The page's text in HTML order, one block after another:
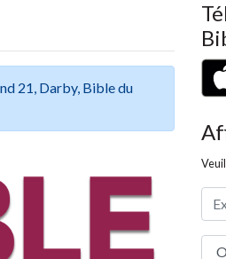
21, Darby, Bible du